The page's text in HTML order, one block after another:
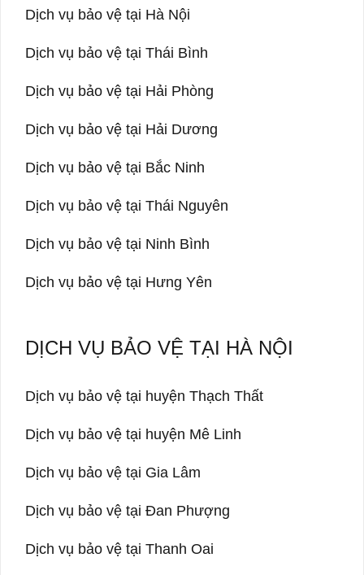
Dịch vụ bảo vệ tại Hà Nội
Dịch vụ bảo vệ tại Thái Bình
Dịch vụ bảo vệ tại Hải Phòng
Dịch vụ bảo vệ tại Hải Dương
Dịch vụ bảo vệ tại Bắc Ninh
Dịch vụ bảo vệ tại Thái Nguyên
Dịch vụ bảo vệ tại Ninh Bình
Dịch vụ bảo vệ tại Hưng Yên
DỊCH VỤ BẢO VỆ TẠI HÀ NỘI
Dịch vụ bảo vệ tại huyện Thạch Thất
Dịch vụ bảo vệ tại huyện Mê Linh
Dịch vụ bảo vệ tại Gia Lâm
Dịch vụ bảo vệ tại Đan Phượng
Dịch vụ bảo vệ tại Thanh Oai